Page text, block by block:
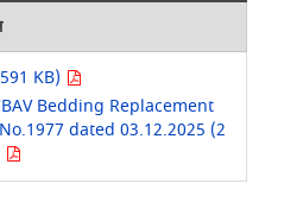
KB)
Bedding Replacement
dated 03.12.2025 (2